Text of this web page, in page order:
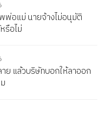
พ่อแม่ นายจ้างไม่อนุมัติ
รือไม่
ย แล้วบริษัทบอกให้ลาออก